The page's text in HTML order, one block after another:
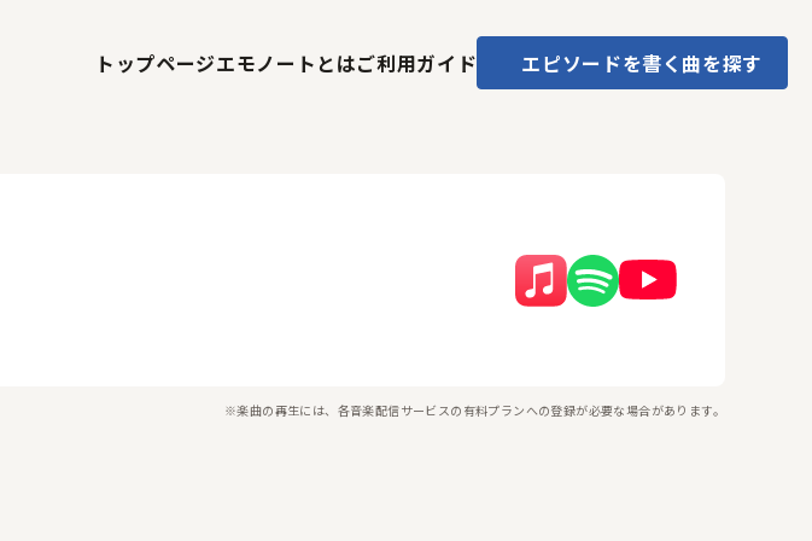
トップページエモノートとはご利用ガイド エピソードを書く 曲を探す
※楽曲の再生には、各音楽配信サービスの有料プランへの登録が必要な場合があります。